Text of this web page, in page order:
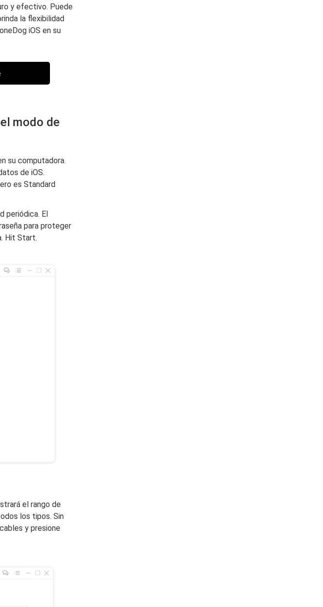
y efectivo. Puede
la flexibilidad
iOS en su
modo de
su computadora.
de iOS.
es Standard
periódica. El
para proteger
Hit Start.
el rango de
los tipos. Sin
y presione